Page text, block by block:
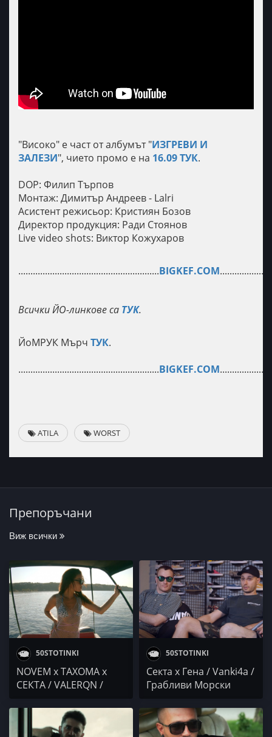
"Високо" е част от албумът "ИЗГРЕВИ И
ЗАЛЕЗИ", чието промо е на 16.09 ТУК.
DOP: Филип Търпов
Монтаж: Димитър Андреев - Lalri
Асистент режисьор: Кристиян Бозов
Директор продукция: Ради Стоянов
Live video shots: Виктор Кожухаров
..........................................................BIGKEF.COM
Всички ЙО-линкове са ТУК.
ЙоМРУК Мърч ТУК.
..........................................................BIGKEF.COM
ATILA WORST
Препоръчани
Виж всички
50STOTINKI
NOVEM x ТАХОМА x
СЕКТА / VALERQN /
IRLANDECA / Keith
Murray x G'aXe x PMM x
50STOTINKI
Секта x Гена / Vanki4a /
Грабливи Морски
WolfStreet